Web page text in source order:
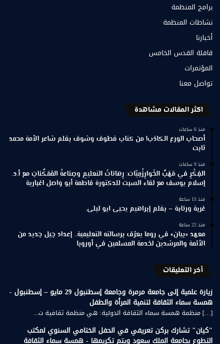
برامج المنظمة
نشاطات المنظمة
أخبارنا
قافلة القدس الخامس
المؤتمرات
تواصل معنا
اكثر المقالات مشاهدة
منذ 6 ساعات
أصحاب الورع الكاذب! من كتاب قطوف وشوف بقلم شاعر الأمة محمد
ثابت
منذ 9 ساعات
الفِكْرِ في مَهَبِّ الخَوارِزْمِيّات: رِهاناتُ التعليمِ وصِناعةُ المُمَكِّناتِ مع أ.د.
إسلام يوسف مع لقاء السبت للدكتورة فاطمة أبو واصل اغبارية
منذ 15 ساعة
غربة ورتابة – بقلم إبراهيم يحيى ابو ليلى.
منذ 22 ساعة
معهد «بيان» في روما يعرّف برسالته التعليمية.. إعداد جيل جديد من
الأئمة والمرشدين لخدمة المسلمين في أوروبا
أخر التعليقات
زيارة علمية إلى جامعة مرمرة وجامعة إسطنبول 29 مايو – إسطنبول -
همسة سماء الثقافة لتنمية المرأة والطفل
[…] منظمة همسة سماء الثقافة الدولية: هي منظمة ثقافية ت...
"كيان" تشارك بركن تعريفي في الحفل الختامي السنوي لمكتب
التطوع بجامعة الملك سعود ويتم تكريمها - همسة سماء الثقافة